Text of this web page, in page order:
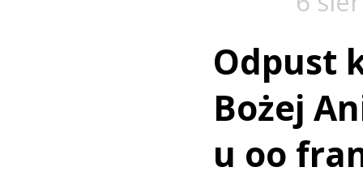
Odpust
Bożej
u oo